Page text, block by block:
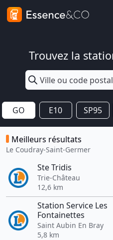
Trouvez la
GO E10 SP95
Meilleurs résultats
Le Coudray-Saint-Germer
Ste Tridis
Trie-Château
12,6 km
Station Service Les
Fontainettes
Saint Aubin En Bray
5,8 km